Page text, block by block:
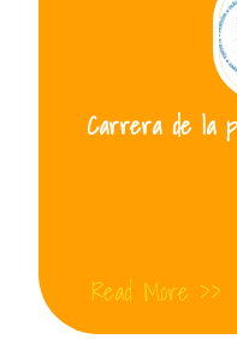
Carrera de la
Read More >>